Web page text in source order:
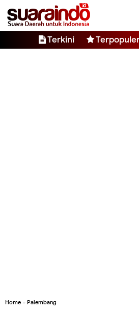
Terkini
Home » Palembang